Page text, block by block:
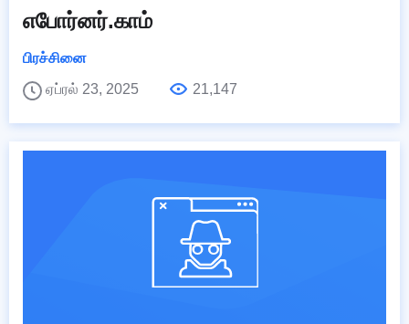
எபோர்னர்.காம்
பிரச்சினை
ஏப்ரல் 23, 2025
21,147